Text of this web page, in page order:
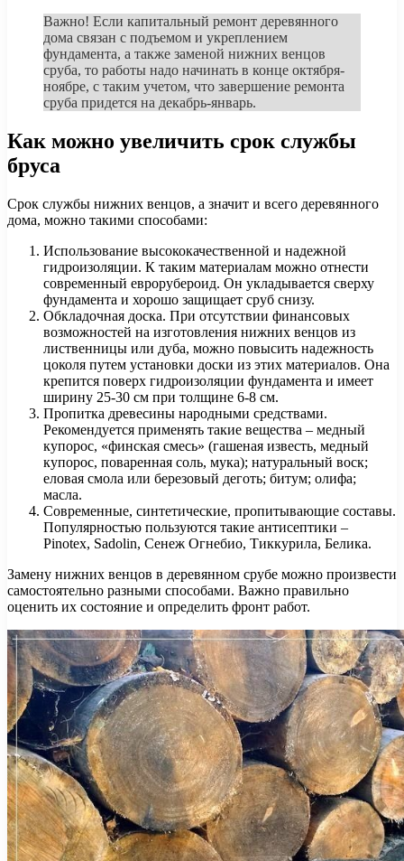
Важно! Если капитальный ремонт деревянного
дома связан с подъемом и укреплением
фундамента, а также заменой нижних венцов
сруба, то работы надо начинать в конце октября-
ноябре, с таким учетом, что завершение ремонта
сруба придется на декабрь-январь.
Как можно увеличить срок службы
бруса
Срок службы нижних венцов, а значит и всего деревянного
дома, можно такими способами:
Использование высококачественной и надежной
гидроизоляции. К таким материалам можно отнести
современный еврорубероид. Он укладывается сверху
фундамента и хорошо защищает сруб снизу.
Обкладочная доска. При отсутствии финансовых
возможностей на изготовления нижних венцов из
лиственницы или дуба, можно повысить надежность
цоколя путем установки доски из этих материалов. Она
крепится поверх гидроизоляции фундамента и имеет
ширину 25-30 см при толщине 6-8 см.
Пропитка древесины народными средствами.
Рекомендуется применять такие вещества – медный
купорос, «финская смесь» (гашеная известь, медный
купорос, поваренная соль, мука); натуральный воск;
еловая смола или березовый деготь; битум; олифа;
масла.
Современные, синтетические, пропитывающие составы.
Популярностью пользуются такие антисептики –
Pinotex, Sadolin, Сенеж Огнебио, Тиккурила, Белика.
Замену нижних венцов в деревянном срубе можно произвести
самостоятельно разными способами. Важно правильно
оценить их состояние и определить фронт работ.